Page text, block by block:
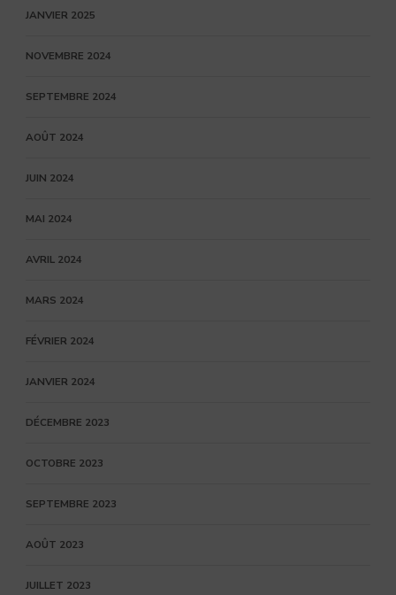
JANVIER 2025
NOVEMBRE 2024
SEPTEMBRE 2024
AOÛT 2024
JUIN 2024
MAI 2024
AVRIL 2024
MARS 2024
FÉVRIER 2024
JANVIER 2024
DÉCEMBRE 2023
OCTOBRE 2023
SEPTEMBRE 2023
AOÛT 2023
JUILLET 2023